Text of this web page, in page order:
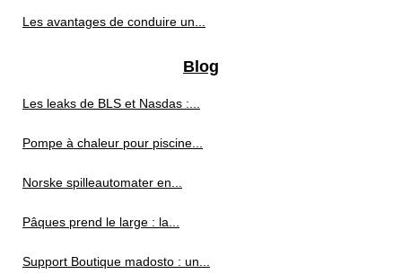
Les avantages de conduire un...
Blog
Les leaks de BLS et Nasdas :...
Pompe à chaleur pour piscine...
Norske spilleautomater en...
Pâques prend le large : la...
Support Boutique madosto : un...